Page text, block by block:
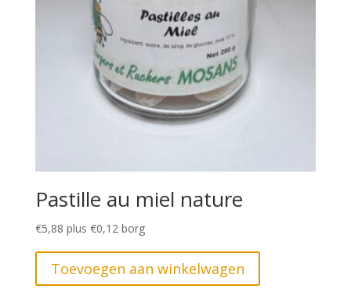
Pastille au miel nature
€5,88 plus €0,12 borg
Toevoegen aan winkelwagen